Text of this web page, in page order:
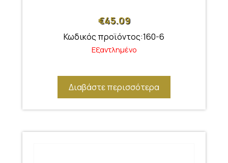
€45.09
Κωδικός προϊόντος:160-6
Εξαντλημένο
Διαβάστε περισσότερα